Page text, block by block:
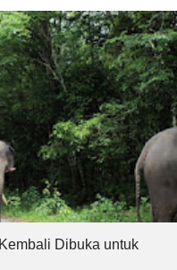
Dibuka untuk